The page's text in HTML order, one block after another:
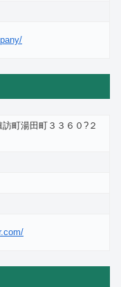
町湯田町３３６０?２